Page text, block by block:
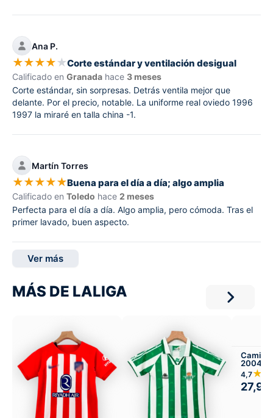
Ana P.
★★★★★Corte estándar y ventilación desigual
Calificado en Granada hace 3 meses
Corte estándar, sin sorpresas. Detrás ventila mejor que
delante. Por el precio, notable. La uniforme real oviedo 1996
1997 la miraré en talla china -1.
Martín Torres
★★★★★Buena para el día a día; algo amplia
Calificado en Toledo hace 2 meses
Perfecta para el día a día. Algo amplia, pero cómoda. Tras el
primer lavado, buen aspecto.
Ver más
MÁS DE LALIGA
2004-
4,7
27,99